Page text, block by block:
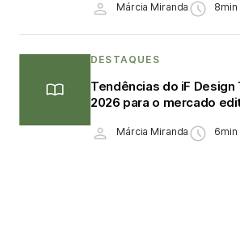
Márcia Miranda 8min
DESTAQUES
Tendências do iF Design
2026 para o mercado
Márcia Miranda 6min